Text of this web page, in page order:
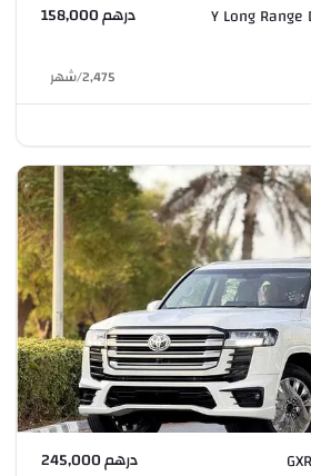
درهم 158,000
2,475
/شهر
درهم 245,000